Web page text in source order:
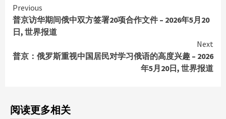
Continue
Reading
Previous
普京访华期间俄中双方签署20项合作文件 – 2026年5月20
日, 世界报道
Next
普京：俄罗斯重视中国居民对学习俄语的高度兴趣 – 2026
年5月20日, 世界报道
阅读更多相关